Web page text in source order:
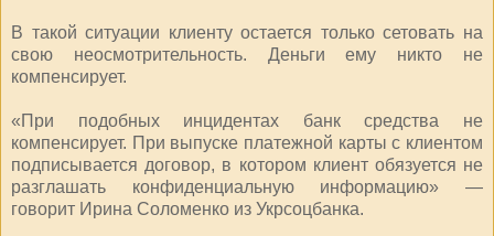
В такой ситуации клиенту остается только сетовать на
свою неосмотрительность. Деньги ему никто не
компенсирует.
«При подобных инцидентах банк средства не
компенсирует. При выпуске платежной карты с клиентом
подписывается договор, в котором клиент обязуется не
разглашать конфиденциальную информацию» —
говорит Ирина Соломенко из Укрсоцбанка.